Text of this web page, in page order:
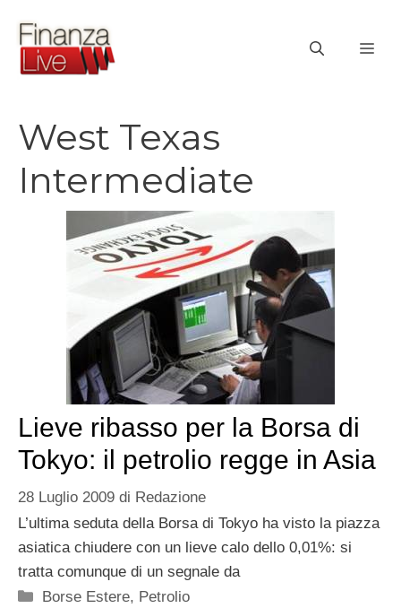
contenuto
West Texas
Intermediate
Lieve ribasso per la Borsa di
Tokyo: il petrolio regge in Asia
28 Luglio 2009 di Redazione
L’ultima seduta della Borsa di Tokyo ha visto la piazza
asiatica chiudere con un lieve calo dello 0,01%: si
tratta comunque di un segnale da
Categorie
Borse Estere, Petrolio